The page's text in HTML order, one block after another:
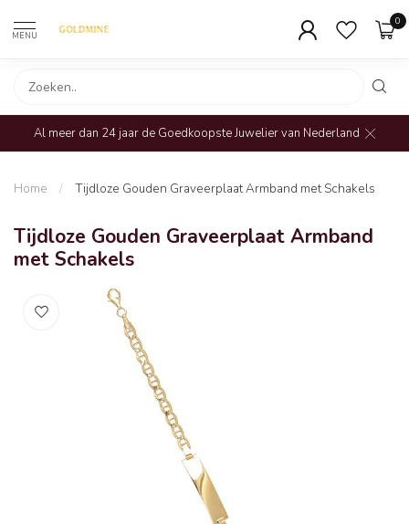
MENU
0
Al meer dan 24 jaar de Goedkoopste Juwelier van Nederland
Home / Tijdloze Gouden Graveerplaat Armband met Schakels
Tijdloze Gouden Graveerplaat Armband
met Schakels